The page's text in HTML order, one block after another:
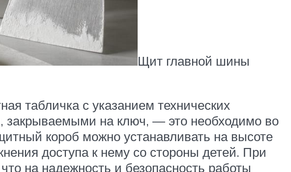
Щит главной шины
табличка с указанием технических
закрываемыми на ключ, — это необходимо во
короб можно устанавливать на высоте
доступа к нему со стороны детей. При
на надежность и безопасность работы